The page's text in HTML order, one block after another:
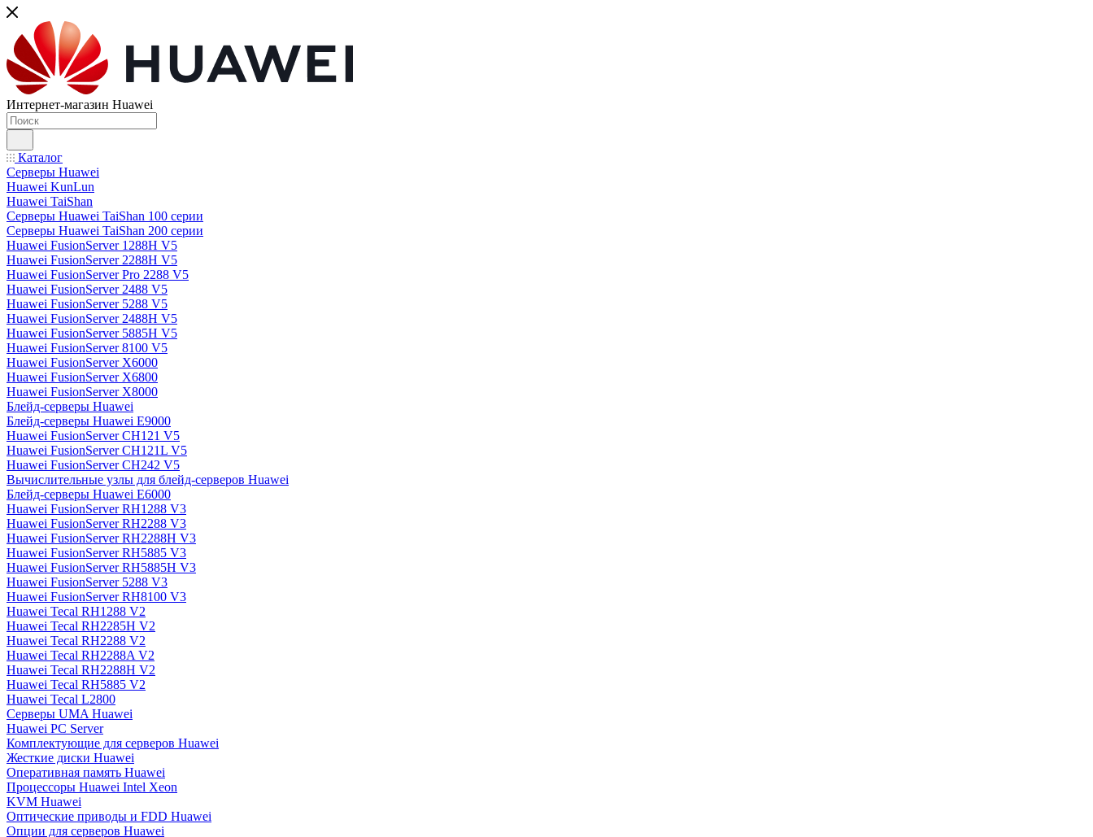
Интернет-магазин Huawei
Каталог
Серверы Huawei
Huawei KunLun
Huawei TaiShan
Серверы Huawei TaiShan 100 серии
Серверы Huawei TaiShan 200 серии
Huawei FusionServer 1288H V5
Huawei FusionServer 2288H V5
Huawei FusionServer Pro 2288 V5
Huawei FusionServer 2488 V5
Huawei FusionServer 5288 V5
Huawei FusionServer 2488H V5
Huawei FusionServer 5885H V5
Huawei FusionServer 8100 V5
Huawei FusionServer X6000
Huawei FusionServer X6800
Huawei FusionServer X8000
Блейд-серверы Huawei
Блейд-серверы Huawei E9000
Huawei FusionServer CH121 V5
Huawei FusionServer CH121L V5
Huawei FusionServer CH242 V5
Вычислительные узлы для блейд-серверов Huawei
Блейд-серверы Huawei E6000
Huawei FusionServer RH1288 V3
Huawei FusionServer RH2288 V3
Huawei FusionServer RH2288H V3
Huawei FusionServer RH5885 V3
Huawei FusionServer RH5885H V3
Huawei FusionServer 5288 V3
Huawei FusionServer RH8100 V3
Huawei Tecal RH1288 V2
Huawei Tecal RH2285H V2
Huawei Tecal RH2288 V2
Huawei Tecal RH2288A V2
Huawei Tecal RH2288H V2
Huawei Tecal RH5885 V2
Huawei Tecal L2800
Серверы UMA Huawei
Huawei PC Server
Комплектующие для серверов Huawei
Жесткие диски Huawei
Оперативная память Huawei
Процессоры Huawei Intel Xeon
KVM Huawei
Оптические приводы и FDD Huawei
Опции для серверов Huawei